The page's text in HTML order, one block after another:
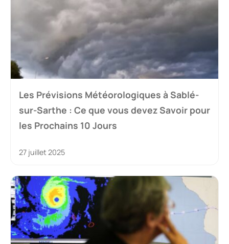
Les Prévisions Météorologiques à Sablé-
sur-Sarthe : Ce que vous devez Savoir pour
les Prochains 10 Jours
27 juillet 2025